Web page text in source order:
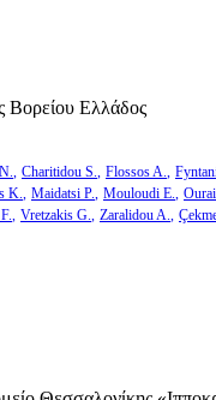
Βορείου Ελλάδος
Charitidou S. Flossos A.
K. Maidatsi P. Mouloudi E.
Vretzakis G. Zaralidou A.